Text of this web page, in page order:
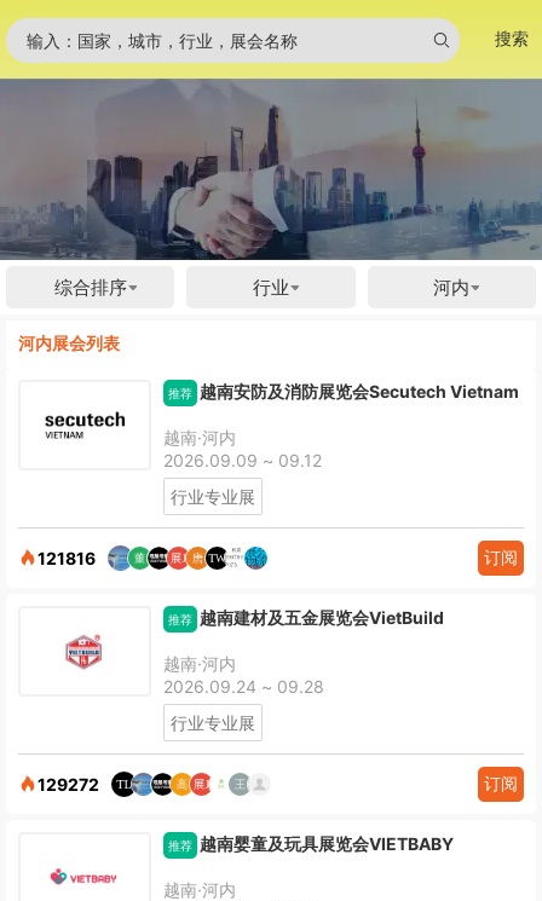
输入：国家，城市，行业，展会名称 搜索
综合排序 行业 河内
河内展会列表
推荐 越南安防及消防展览会Secutech Vietnam
越南·河内
2026.09.09 ~ 09.12
行业专业展
121816 订阅
推荐 越南建材及五金展览会VietBuild
越南·河内
2026.09.24 ~ 09.28
行业专业展
129272 订阅
推荐 越南婴童及玩具展览会VIETBABY
越南·河内